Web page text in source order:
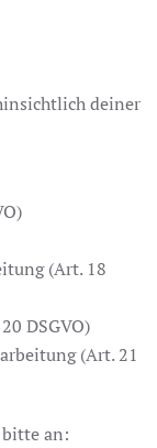
deiner
(Art. 18
DSGVO)
(Art. 21
bitte an: